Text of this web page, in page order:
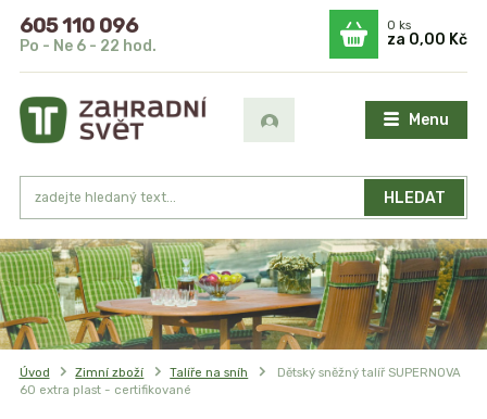
Menu
HLEDAT
605 110 096
Po - Ne 6 - 22 hod.
0ks
za 0,00 Kč
Úvod Zimní zboží Talíře na sníh
Dětský sněžný talíř SUPERNOVA
60 extra plast - certifikované